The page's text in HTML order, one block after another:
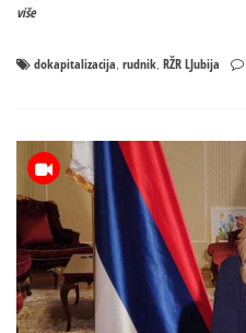
više
dokapitalizacija, rudnik, RŽR LJubija